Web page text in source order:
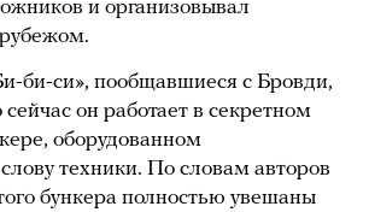
и организовывал
би-си», пообщавшиеся с Бровди,
сейчас он работает в секретном
оборудованном
техники. По словам авторов
бункера полностью увешаны